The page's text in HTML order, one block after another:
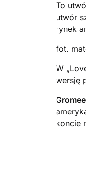
To
utwór
rynek
fot.
W
wersję
Gromee
koncie